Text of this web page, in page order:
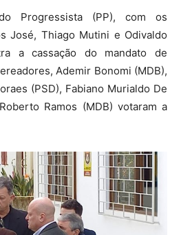
Progressista (PP), com os
José, Thiago Mutini e Odivaldo
a cassação do mandato de
Ademir Bonomi (MDB),
(PSD), Fabiano Murialdo De
Ramos (MDB) votaram a